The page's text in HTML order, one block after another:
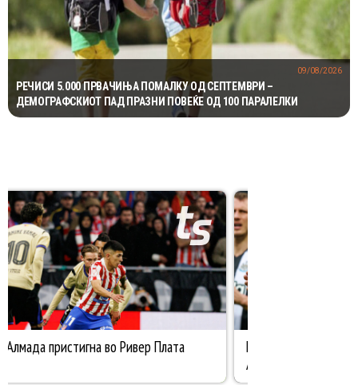
РЕЧИСИ 5.000 ПРВАЧИЊА ПОМАЛКУ ОД СЕПТЕМВРИ –
ДЕМОГРАФСКИОТ ПАД ПРАЗНИ ПОВЕЌЕ ОД 100 ПАРАЛЕЛКИ
09/08/2026